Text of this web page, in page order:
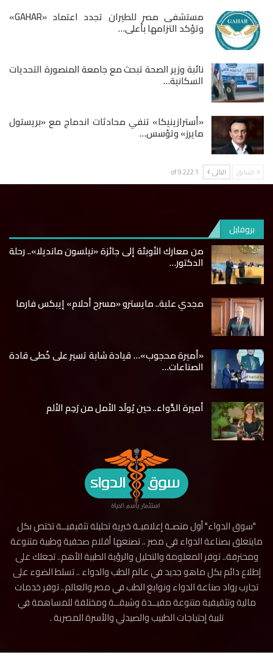
مستشفى مصر للطيران تجدد اعتماد «GAHAR»
وتؤكد التزامها بأعلى…
نائبة وزير الصحة تبحث مع جامعة المنصورة التحديات
السكانية…
«أسترازينيكا» تنفي محادثات اندماج مع «بريستول
مايرز» وتؤسس…
السابق التالى 1 of 9٬222
بروفايل
من معارك الأوبئة إلى جائزة «نيلسون مانديلا».. رحلة
الدكتور…
مجدي علبة.. مايسترو «مسرح أحلام» إيبكس فارما
«أميرة محجوب»… قيادة شابة تسير على خُطى قادة
الصناعات…
أميرة الدَّواء.. حين يُولَد الأمل من رَحِم الألم
"سوق الدواء" أول منصـة إعلاميـة خبرية تحليلة تثقيفيــة تختص بكل
مايتعلق بصناعة الدواء في مصر .. تصنعها أقلام صحفية وطبية متنوعة
ومحترفة.. توفر المعلومة والتحليل والرؤية الطبية الأهم.. تجعلك على
إطلاع دائم بكل ماهو جديد في عالم الطب والدواء .. تسلط الضوء على
تجارب رواد صناعة الدواء ونوابغ الطب في مصر والعالم.. توفر خدمات
مالية وتثقيفية متنوعة مفيــدة وشيقــة ومختلفة للمساهمة في
تلبية إحتياجات الطبيب والصيدلي والأسرة المصرية .